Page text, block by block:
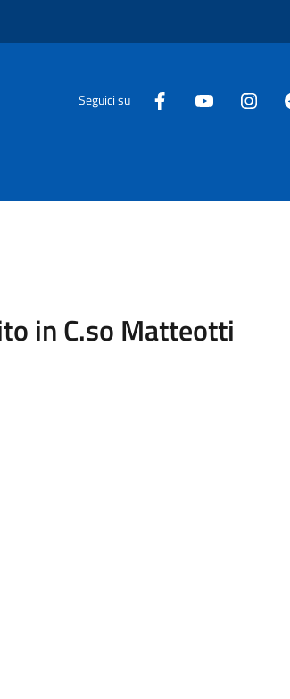
Seguici su
in C.so Matteotti